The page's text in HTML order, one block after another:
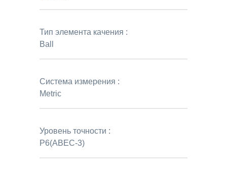
Тип элемента качения :
Ball
Система измерения :
Metric
Уровень точности :
P6(ABEC-3)